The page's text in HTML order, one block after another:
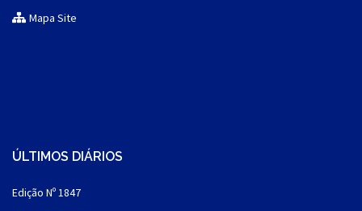
Mapa Site
ÚLTIMOS DIÁRIOS
Edição Nº 1847